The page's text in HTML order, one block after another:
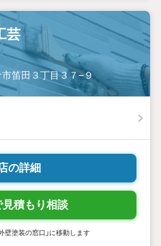
芸
笛田３丁目３７−９
の詳細
積もり相談
壁塗装の窓口」に移動します